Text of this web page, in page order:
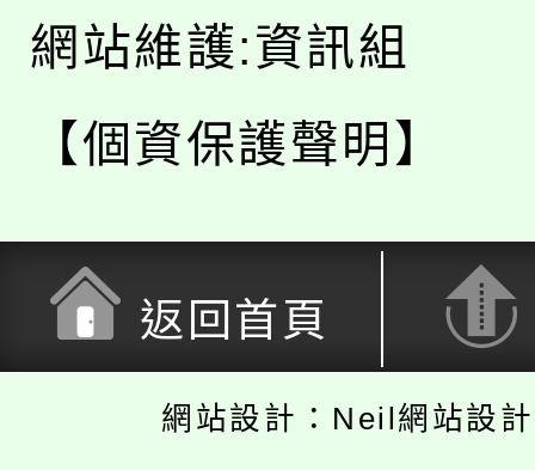
網站維護:資訊組
【個資保護聲明】
返回首頁
網站設計：Neil網站設